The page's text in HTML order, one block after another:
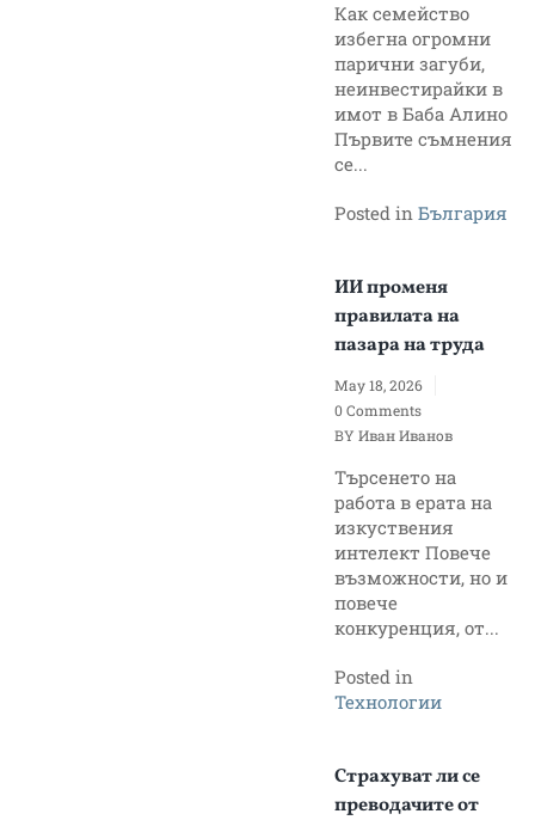
Как семейство
избегна огромни
парични загуби,
неинвестирайки в
имот в Баба Алино
Първите съмнения
се...
Posted in България
ИИ променя
правилата на
пазара на труда
May 18, 2026
0 Comments
BY Иван Иванов
Търсенето на
работа в ерата на
изкуствения
интелект Повече
възможности, но и
повече
конкуренция, от...
Posted in
Технологии
Страхуват ли се
преводачите от